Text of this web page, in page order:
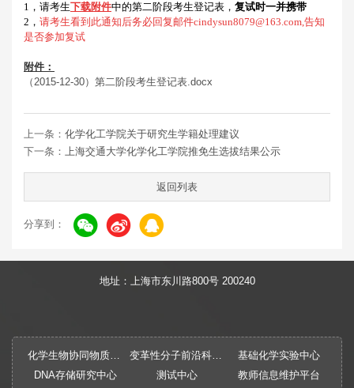
1 ，请考生下载附件中的第二阶段考生登记表， 复试时一并携带
2 ， 请考生看到此通知后务必回复邮件cindysun8079@163.com,告知
是否参加复试
附件：
（2015-12-30）第二阶段考生登记表.docx
上一条： 化学化工学院关于研究生学籍处理建议
下一条： 上海交通大学化学化工学院推免生选拔结果公示
返回列表
分享到：
地址：上海市东川路800号 200240
化学生物协同物质创制全国重点实验室 变革性分子前沿科学中心
基础化学实验中心
DNA存储研究中心
测试中心
教师信息维护平台